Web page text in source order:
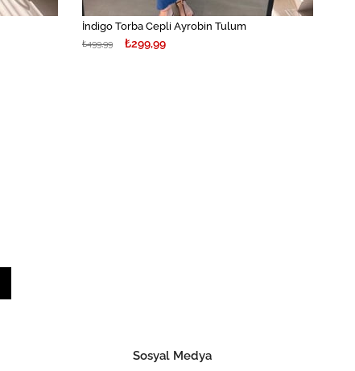
İndigo Torba Cepli Ayrobin Tulum
₺299,99
₺499,99
Sosyal Medya